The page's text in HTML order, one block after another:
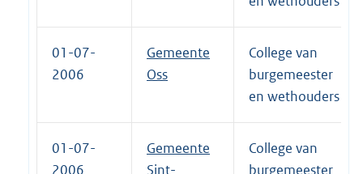
01-07-
2006
Gemeente
Oss
College van
burgemeester
en wethouders
01-07-
2006
Gemeente
Sint-
College van
burgemeester